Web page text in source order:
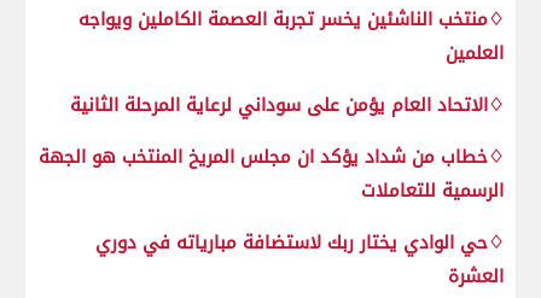
♢منتخب الناشئين يخسر تجربة العصمة الكاملين ويواجه
العلمين
♢الاتحاد العام يؤمن على سوداني لرعاية المرحلة الثانية
♢خطاب من شداد يؤكد ان مجلس المريخ المنتخب هو الجهة
الرسمية للتعاملات
♢حي الوادي يختار ربك لاستضافة مبارياته في دوري
العشرة